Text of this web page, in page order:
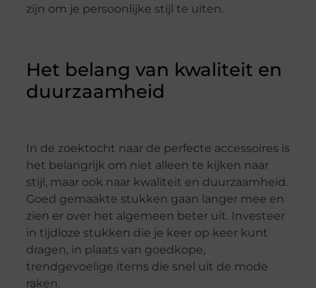
zijn om je persoonlijke stijl te uiten.
Het belang van kwaliteit en
duurzaamheid
In de zoektocht naar de perfecte accessoires is
het belangrijk om niet alleen te kijken naar
stijl, maar ook naar kwaliteit en duurzaamheid.
Goed gemaakte stukken gaan langer mee en
zien er over het algemeen beter uit. Investeer
in tijdloze stukken die je keer op keer kunt
dragen, in plaats van goedkope,
trendgevoelige items die snel uit de mode
raken.